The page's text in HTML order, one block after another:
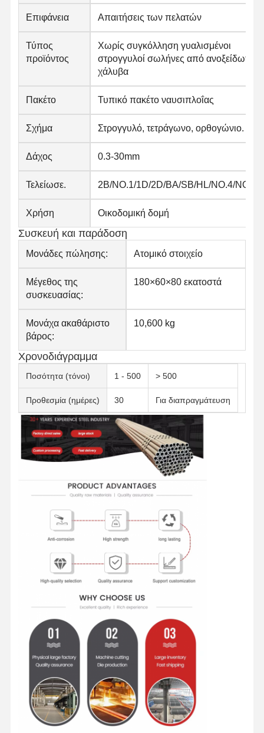
Επιφάνεια Απαιτήσεις των πελατών
Τύπος
προϊόντος
Χωρίς συγκόλληση γυαλισμένοι
στρογγυλοί σωλήνες από ανοξείδωτο
χάλυβα
Πακέτο Τυπικό πακέτο ναυσιπλοΐας
Σχήμα Στρογγυλό, τετράγωνο, ορθογώνιο.
Δάχος 0.3-30mm
Τελείωσε. 2B/NO.1/1D/2D/BA/SB/HL/NO.4/NO.8
Χρήση Οικοδομική δομή
Συσκευή και παράδοση
Μονάδες πώλησης: Ατομικό στοιχείο
Μέγεθος της
συσκευασίας:
180×60×80 εκατοστά
Μονάχα ακαθάριστο
βάρος:
10,600 kg
Χρονοδιάγραμμα
Ποσότητα (τόνοι) 1 - 500 > 500
Προθεσμία (ημέρες) 30 Για διαπραγμάτευση